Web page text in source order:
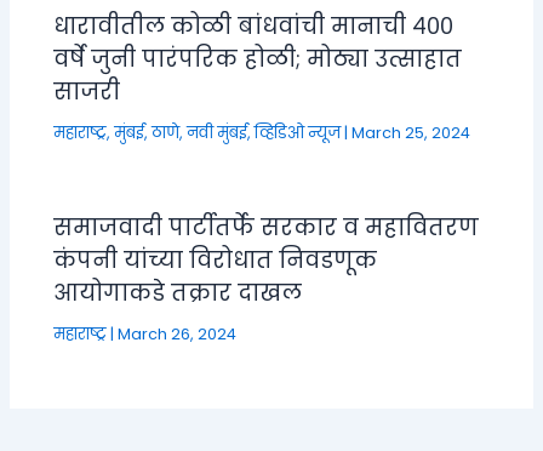
धारावीतील कोळी बांधवांची मानाची ४००
वर्षे जुनी पारंपरिक होळी; मोठ्या उत्साहात
साजरी
महाराष्ट्र,मुंबई, ठाणे, नवी मुंबई,व्हिडिओ न्यूज|March 25, 2024
समाजवादी पार्टीतर्फे सरकार व महावितरण
कंपनी यांच्या विरोधात निवडणूक
आयोगाकडे तक्रार दाखल
महाराष्ट्र|March 26, 2024